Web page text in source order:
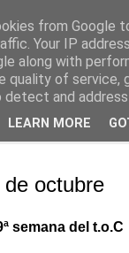
cada día
octubre
semana del t.o.C
from Google
Your IP
along with
quality of service,
and address
LEARN MORE